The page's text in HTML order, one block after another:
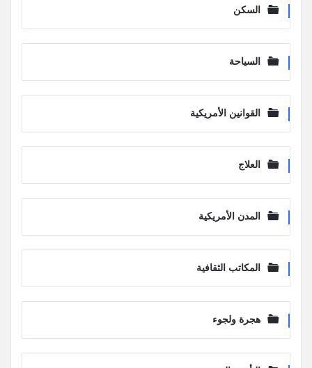
السكن
السياحة
القوانين الأمريكية
العلاج
المدن الأمريكية
المكاتب الثقافية
هجرة ولجوء